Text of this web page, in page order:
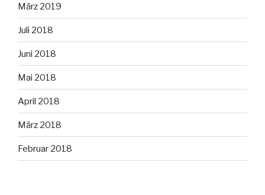
März 2019
Juli 2018
Juni 2018
Mai 2018
April 2018
März 2018
Februar 2018